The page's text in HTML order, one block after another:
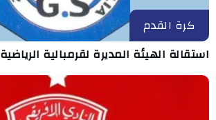
كرة القدم
استقالة الهيئة المديرة لقرمبالية الرياضية